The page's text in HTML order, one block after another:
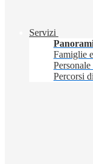
Servizi
Famiglie
Percorsi